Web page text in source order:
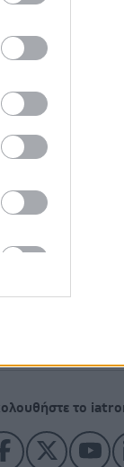
τα
ΕΟΔΥ:
Νείλου
το